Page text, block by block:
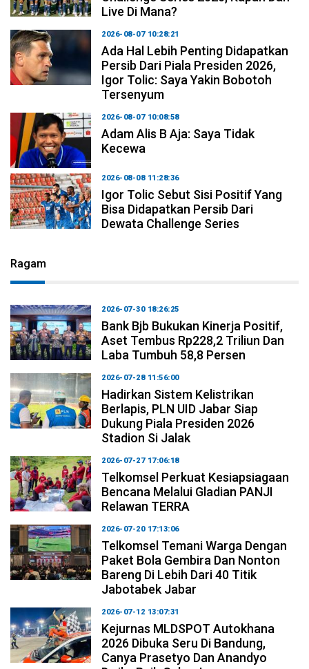
Live Di Mana?
2026-08-07 10:28:21
Ada Hal Lebih Penting Didapatkan
Persib Dari Piala Presiden 2026,
Igor Tolic: Saya Yakin Bobotoh
Tersenyum
2026-08-07 10:08:58
Adam Alis B Aja: Saya Tidak
Kecewa
2026-08-08 11:28:36
Igor Tolic Sebut Sisi Positif Yang
Bisa Didapatkan Persib Dari
Dewata Challenge Series
Ragam
2026-07-30 18:26:25
Bank Bjb Bukukan Kinerja Positif,
Aset Tembus Rp228,2 Triliun Dan
Laba Tumbuh 58,8 Persen
2026-07-28 11:56:00
Hadirkan Sistem Kelistrikan
Berlapis, PLN UID Jabar Siap
Dukung Piala Presiden 2026
Stadion Si Jalak
2026-07-27 17:06:18
Telkomsel Perkuat Kesiapsiagaan
Bencana Melalui Gladian PANJI
Relawan TERRA
2026-07-20 17:13:06
Telkomsel Temani Warga Dengan
Paket Bola Gembira Dan Nonton
Bareng Di Lebih Dari 40 Titik
Jabotabek Jabar
2026-07-12 13:07:31
Kejurnas MLDSPOT Autokhana
2026 Dibuka Seru Di Bandung,
Canya Prasetyo Dan Anandyo